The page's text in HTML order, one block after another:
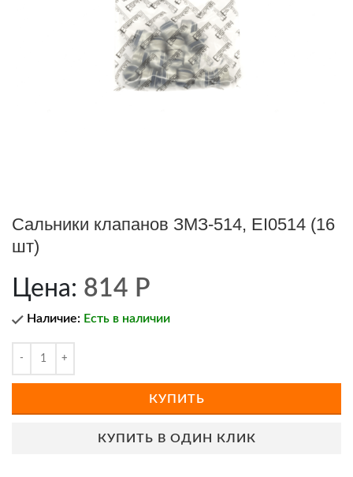
Сальники клапанов ЗМЗ-514, EI0514 (16
шт)
Цена: 814 Р
Наличие: Есть в наличии
КУПИТЬ
КУПИТЬ В ОДИН КЛИК